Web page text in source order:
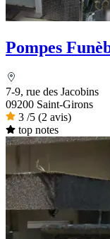
Pompes
7-9, rue des Jacobins
09200 Saint-Girons
3 /5 (2 avis)
top notes